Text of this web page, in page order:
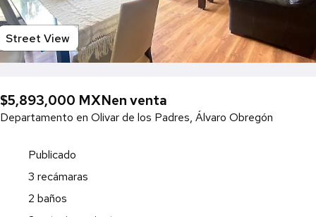
Street View
$5,893,000 MXNen venta
Departamento en Olivar de los Padres, Álvaro Obregón
Publicado
3 recámaras
2 baños